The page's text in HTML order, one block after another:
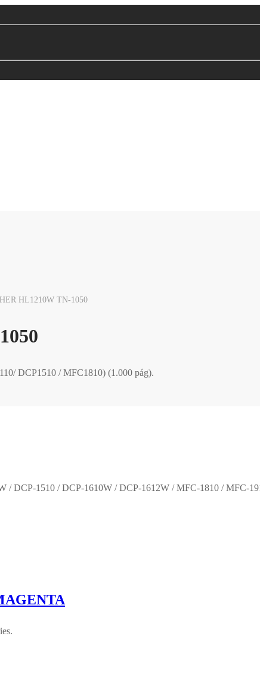
HL1210W TN-1050
DCP1510 / MFC1810) (1.000 pág).
/ DCP-1510 / DCP-1610W / DCP-1612W / MFC-1810 / MFC-